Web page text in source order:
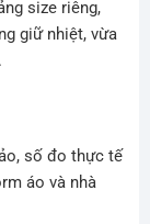
size riêng,
giữ nhiệt, vừa
số đo thực tế
áo và nhà